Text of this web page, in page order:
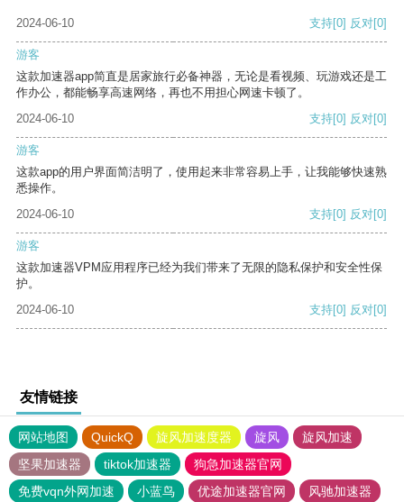
2024-06-10 支持[0] 反对[0]
游客
这款加速器app简直是居家旅行必备神器，无论是看视频、玩游戏还是工
作办公，都能畅享高速网络，再也不用担心网速卡顿了。
2024-06-10
支持[0] 反对[0]
游客
这款app的用户界面简洁明了，使用起来非常容易上手，让我能够快速熟
悉操作。
2024-06-10
支持[0] 反对[0]
游客
这款加速器VPM应用程序已经为我们带来了无限的隐私保护和安全性保
护。
2024-06-10
支持[0] 反对[0]
友情链接
网站地图 QuickQ 旋风加速度器 旋风
旋风加速
坚果加速器
tiktok加速器
狗急加速器官网
免费vqn外网加速
小蓝鸟 优途加速器官网 风驰加速器